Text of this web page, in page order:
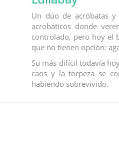
Un dúo de acróbatas
acrobáticos donde
controlado, pero hoy el
que no tienen opción:
Su más difícil todavía
caos y la torpeza se
habiendo sobrevivido.